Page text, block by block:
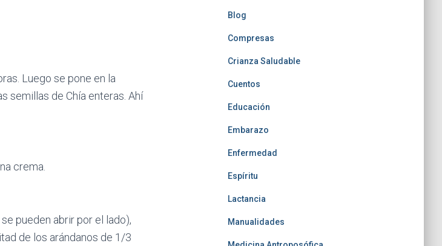
Luego se pone en la
semillas de Chía enteras. Ahí
crema.
pueden abrir por el lado),
de los arándanos de 1/3
Blog
Compresas
Crianza Saludable
Cuentos
Educación
Embarazo
Enfermedad
Espíritu
Lactancia
Manualidades